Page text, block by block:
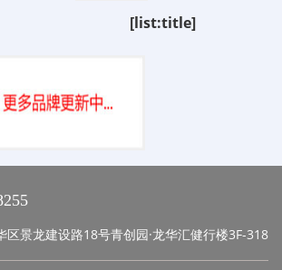
[list:title]
区景龙建设路18号青创园·龙华汇健行楼3F-318